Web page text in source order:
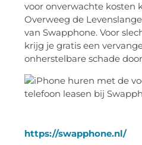
voor onverwachte kosten
Overweeg de
van Swapphone. Voor
krijg je gratis een
onherstelbare schade
https://swapphone.nl/